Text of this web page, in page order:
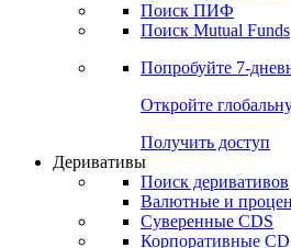
Получить доступ
ETF & Funds
Сравнение ETF &
Поиск Mutual Funds
Попробуйте7-
Откройте
Получить доступ
Деривативы